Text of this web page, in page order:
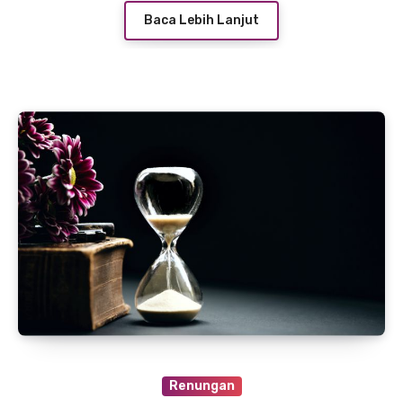
Baca Lebih Lanjut
Renungan